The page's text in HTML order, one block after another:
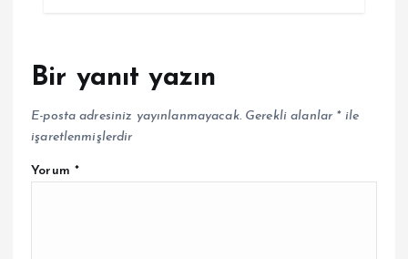
Bir yanıt yazın
E-posta adresiniz yayınlanmayacak. Gerekli alanlar *ile
işaretlenmişlerdir
Yorum *